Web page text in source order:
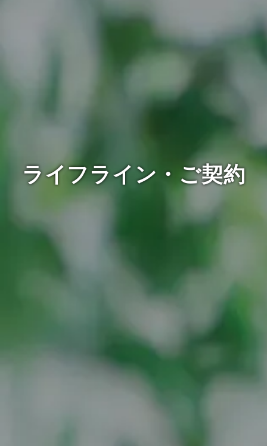
ライフライン・ご契約